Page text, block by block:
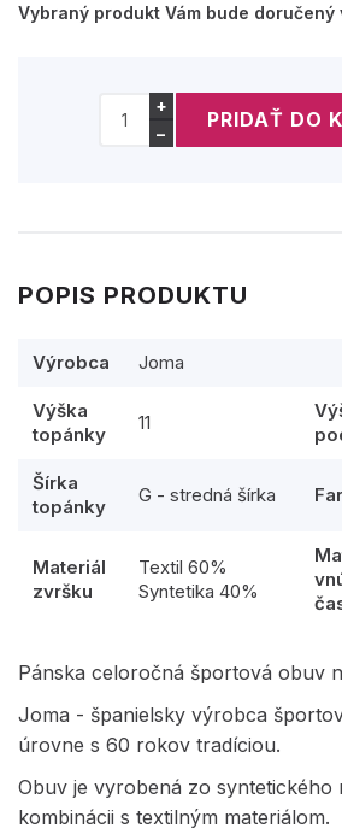
Vybraný produkt Vám bude doručený
+
−
POPIS PRODUKTU
Výrobca Joma
Výška
topánky
11
Šírka
topánky
G - stredná šírka
Materiál
zvršku
Textil 60%
Syntetika 40%
Pánska celoročná športová obuv
Joma - španielsky výrobca
úrovne s 60 rokov tradíciou.
Obuv je vyrobená zo syntetického
kombinácii s textilným materiálom.